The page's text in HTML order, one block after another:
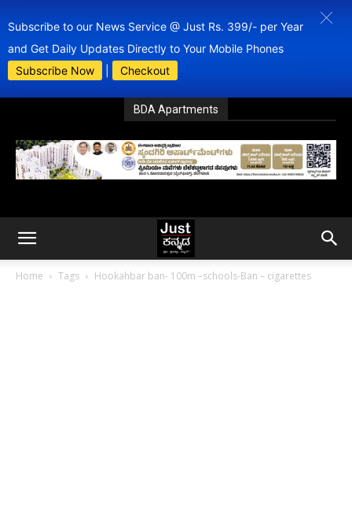
Subscribe to our News Service @ Just Rs. 399/- per Year
and Get Daily Updates Directly to Your Mobile Phones
Subscribe Now
Checkout
BDA Apartments
Home Tags Hookahbar ban- 100m –schools-Ban – cigarettes